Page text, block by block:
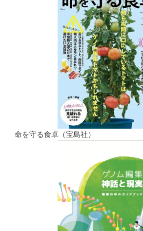
命を守る食卓（宝島社）